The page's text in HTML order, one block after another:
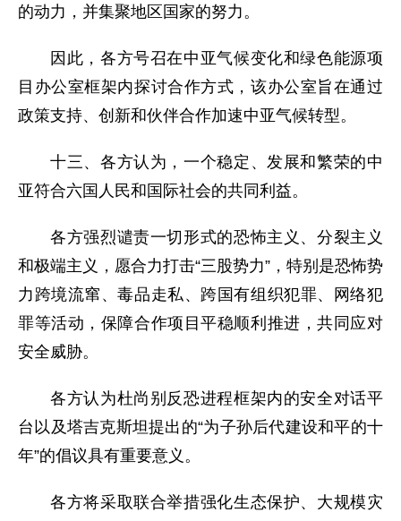
的动力，并集聚地区国家的努力。
因此，各方号召在中亚气候变化和绿色能源项
目办公室框架内探讨合作方式，该办公室旨在通过
政策支持、创新和伙伴合作加速中亚气候转型。
十三、各方认为，一个稳定、发展和繁荣的中
亚符合六国人民和国际社会的共同利益。
各方强烈谴责一切形式的恐怖主义、分裂主义
和极端主义，愿合力打击“三股势力”，特别是恐怖势
力跨境流窜、毒品走私、跨国有组织犯罪、网络犯
罪等活动，保障合作项目平稳顺利推进，共同应对
安全威胁。
各方认为杜尚别反恐进程框架内的安全对话平
台以及塔吉克斯坦提出的“为子孙后代建设和平的十
年”的倡议具有重要意义。
各方将采取联合举措强化生态保护、大规模灾